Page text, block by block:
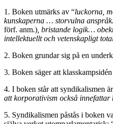
1. Boken utmärks av “luckorna,
kunskaperna … storvulna
förf. anm.) , bristande logik…
intellektuellt och vetenskapligt
2. Boken grundar sig på en
3. Boken säger att
4. I boken står att syndikalismen
att korporativism också innefattar
5. Syndikalismen påstås i boken